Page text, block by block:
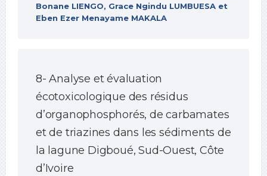
Bonane LIENGO, Grace Ngindu LUMBUESA et
Eben Ezer Menayame MAKALA
8- Analyse et évaluation
écotoxicologique des résidus
d’organophosphorés, de carbamates
et de triazines dans les sédiments de
la lagune Digboué, Sud-Ouest, Côte
d’Ivoire